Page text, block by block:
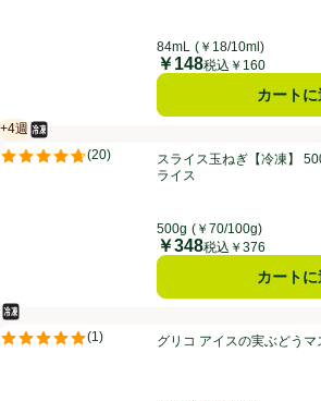
84mL (￥18/10ml)
価格
￥148税込￥160
カート
スライス玉ねぎ【冷凍】 500g トップバリュベ
+4週
賞味・消費期限保証：4週間
冷凍食品
(20)
評価は20件のレビューで5点中4.7点。
スライス玉ねぎ【冷凍】
ライス
500g (￥70/100g)
価格
￥348税込￥376
カート
グリコ アイスの実ぶどうマスカット 7ml x 12
冷凍食品
(1)
評価は1件のレビューで5点中5.0点。
グリコ アイスの実ぶどうマ